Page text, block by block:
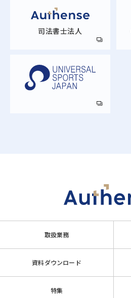
司法書士法人
取扱業務
資料ダウンロード
特集